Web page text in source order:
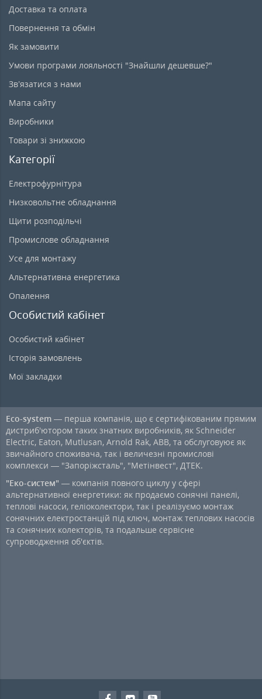
Доставка та оплата
Повернення та обмін
Як замовити
Умови програми лояльності "Знайшли дешевше?"
Зв’язатися з нами
Мапа сайту
Виробники
Товари зі знижкою
Категорії
Електрофурнітура
Низковольтне обладнання
Щити розподільчі
Промислове обладнання
Усе для монтажу
Альтернативна енергетика
Опалення
Особистий кабінет
Особистий кабінет
Історія замовлень
Мої закладки
Eco-system — перша компанія, що є сертифікованим прямим
дистриб'ютором таких знатних виробників, як Schneider
Electric, Eaton, Mutlusan, Arnold Rak, ABB, та обслуговуює як
звичайного споживача, так і величезні промислові
комплекси — "Запоріжсталь", "Метінвест", ДТЕК.
"Еко-систем" — компанія повного циклу у сфері
альтернативної енергетики: як продаємо сонячні панелі,
теплові насоси, геліоколектори, так і реалізуємо монтаж
сонячних електростанцій під ключ, монтаж теплових насосів
та сонячних колекторів, та подальше сервісне
супроводження об'єктів.